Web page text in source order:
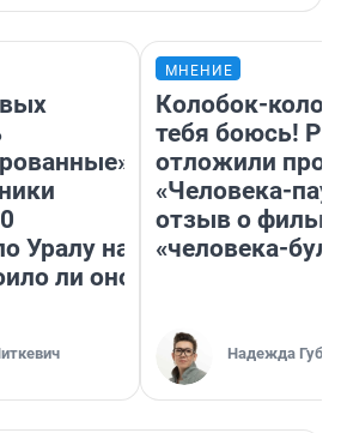
Уралу на
ли оно
МНЕНИЕ
Колобок-
тебя боюсь!
отложили
«Человека-
отзыв о
«человека-
Надежда